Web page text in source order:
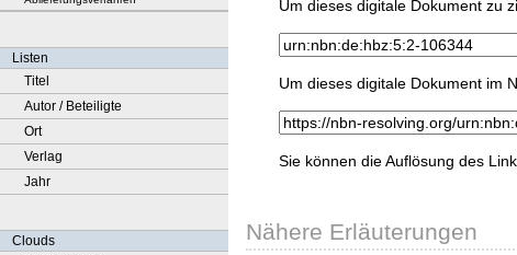
Listen
Titel
Autor / Beteiligte
Ort
Verlag
Jahr
Clouds
Um dieses digitale Dokument zu
Um dieses digitale Dokument im
Sie können die Auflösung des
Nähere Erläuterungen